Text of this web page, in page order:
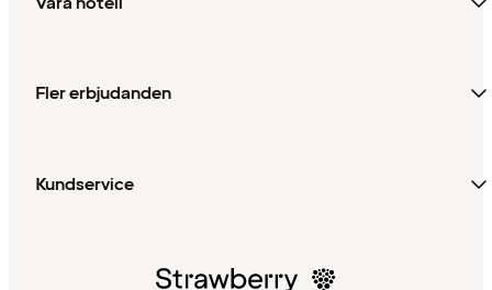
Fler erbjudanden
Kundservice